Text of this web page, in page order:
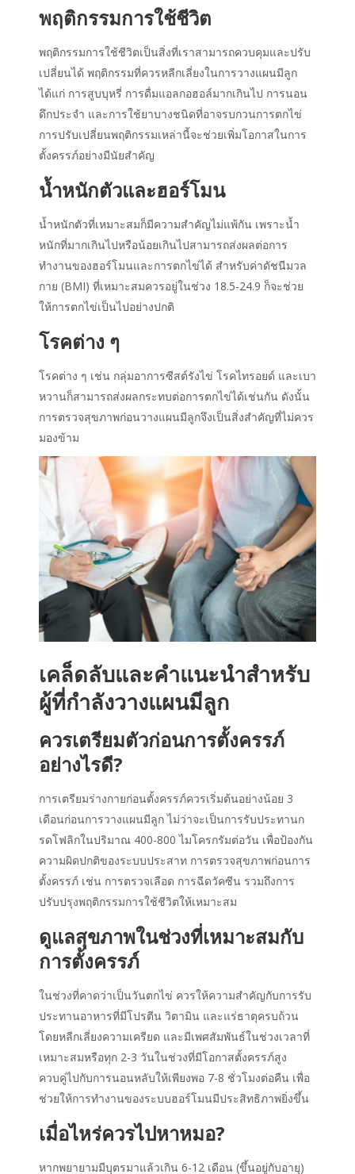
พฤติกรรมการใช้ชีวิต
พฤติกรรมการใช้ชีวิตเป็นสิ่งที่เราสามารถควบคุมและปรับ
เปลี่ยนได้ พฤติกรรมที่ควรหลีกเลี่ยงในการวางแผนมีลูก
ได้แก่ การสูบบุหรี่ การดื่มแอลกอฮอล์มากเกินไป การนอน
ดึกประจำ และการใช้ยาบางชนิดที่อาจรบกวนการตกไข่
การปรับเปลี่ยนพฤติกรรมเหล่านี้จะช่วยเพิ่มโอกาสในการ
ตั้งครรภ์อย่างมีนัยสำคัญ
น้ำหนักตัวและฮอร์โมน
น้ำหนักตัวที่เหมาะสมก็มีความสำคัญไม่แพ้กัน เพราะน้ำ
หนักที่มากเกินไปหรือน้อยเกินไปสามารถส่งผลต่อการ
ทำงานของฮอร์โมนและการตกไข่ได้ สำหรับค่าดัชนีมวล
กาย (BMI) ที่เหมาะสมควรอยู่ในช่วง 18.5-24.9 ก็จะช่วย
ให้การตกไข่เป็นไปอย่างปกติ
โรคต่าง ๆ
โรคต่าง ๆ เช่น กลุ่มอาการซีสต์รังไข่ โรคไทรอยด์ และเบา
หวานก็สามารถส่งผลกระทบต่อการตกไข่ได้เช่นกัน ดังนั้น
การตรวจสุขภาพก่อนวางแผนมีลูกจึงเป็นสิ่งสำคัญที่ไม่ควร
มองข้าม
เคล็ดลับและคำแนะนำสำหรับ
ผู้ที่กำลังวางแผนมีลูก
ควรเตรียมตัวก่อนการตั้งครรภ์
อย่างไรดี?
การเตรียมร่างกายก่อนตั้งครรภ์ควรเริ่มต้นอย่างน้อย 3
เดือนก่อนการวางแผนมีลูกไม่ว่าจะเป็นการรับประทานก
รดโฟลิกในปริมาณ 400-800 ไมโครกรัมต่อวัน เพื่อป้องกัน
ความผิดปกติของระบบประสาท การตรวจสุขภาพก่อนการ
ตั้งครรภ์ เช่น การตรวจเลือด การฉีดวัคซีน รวมถึงการ
ปรับปรุงพฤติกรรมการใช้ชีวิตให้เหมาะสม
ดูแลสุขภาพในช่วงที่เหมาะสมกับ
การตั้งครรภ์
ในช่วงที่คาดว่าเป็นวันตกไข่ ควรให้ความสำคัญกับการรับ
ประทานอาหารที่มีโปรตีน วิตามิน และแร่ธาตุครบถ้วน
โดยหลีกเลี่ยงความเครียด และมีเพศสัมพันธ์ในช่วงเวลาที่
เหมาะสมหรือทุก 2-3 วันในช่วงที่มีโอกาสตั้งครรภ์สูง
ควบคู่ไปกับการนอนหลับให้เพียงพอ 7-8 ชั่วโมงต่อคืน เพื่อ
ช่วยให้การทำงานของระบบฮอร์โมนมีประสิทธิภาพยิ่งขึ้น
เมื่อไหร่ควรไปหาหมอ?
หากพยายามมีบุตรมาแล้วเกิน 6-12 เดือน (ขึ้นอยู่กับอายุ)